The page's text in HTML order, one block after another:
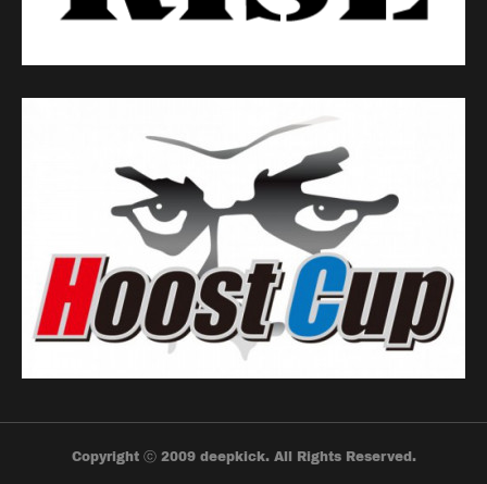
Copyright ⓒ 2009 deepkick. All Rights Reserved.